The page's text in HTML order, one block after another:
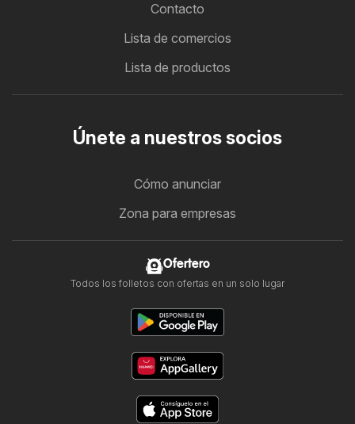
Contacto
Lista de comercios
Lista de productos
Únete a nuestros socios
Cómo anunciar
Zona para empresas
Ofertero
Todos los folletos con ofertas en un solo lugar